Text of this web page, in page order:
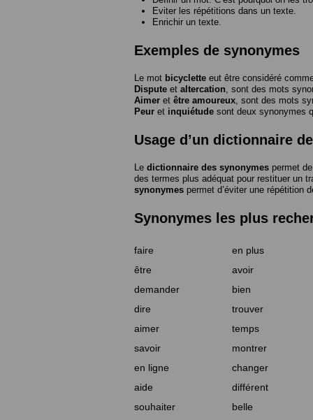
Eviter les répétitions dans un texte.
Enrichir un texte.
Exemples de synonymes
Le mot bicyclette eut être considéré
Dispute et altercation, sont des mots
Aimer et être amoureux, sont des mots
Peur et inquiétude sont deux synonymes
Usage d’un dictionnaire
Le dictionnaire des synonymes permet
des termes plus adéquat pour restituer un
synonymes permet d’éviter une répétition
Synonymes les plus
faire en plus
être
avoir
demander
bien
dire
trouver
aimer
temps
savoir
montrer
en ligne
changer
aide
différent
souhaiter
belle